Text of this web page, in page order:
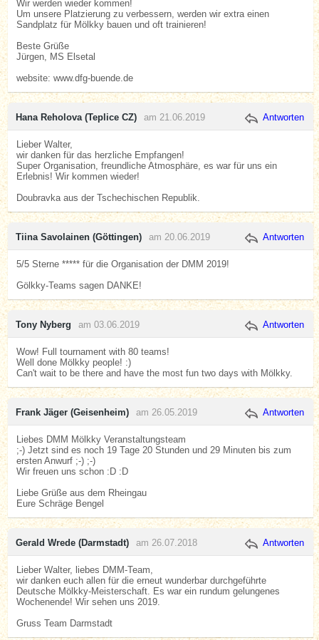
Wir werden wieder kommen!
Um unsere Platzierung zu verbessern, werden wir extra einen
Sandplatz für Mölkky bauen und oft trainieren!
Beste Grüße
Jürgen, MS Elsetal
website: www.dfg-buende.de
Hana Reholova (Teplice CZ) am 21.06.2019 Antworten
Lieber Walter,
wir danken für das herzliche Empfangen!
Super Organisation, freundliche Atmosphäre, es war für uns ein
Erlebnis! Wir kommen wieder!
Doubravka aus der Tschechischen Republik.
Tiina Savolainen (Göttingen) am 20.06.2019 Antworten
5/5 Sterne ***** für die Organisation der DMM 2019!
Gölkky-Teams sagen DANKE!
Tony Nyberg am 03.06.2019 Antworten
Wow! Full tournament with 80 teams!
Well done Mölkky people! :)
Can't wait to be there and have the most fun two days with Mölkky.
Frank Jäger (Geisenheim) am 26.05.2019 Antworten
Liebes DMM Mölkky Veranstaltungsteam
;-) Jetzt sind es noch 19 Tage 20 Stunden und 29 Minuten bis zum
ersten Anwurf ;-) ;-)
Wir freuen uns schon :D :D
Liebe Grüße aus dem Rheingau
Eure Schräge Bengel
Gerald Wrede (Darmstadt) am 26.07.2018 Antworten
Lieber Walter, liebes DMM-Team,
wir danken euch allen für die erneut wunderbar durchgeführte
Deutsche Mölkky-Meisterschaft. Es war ein rundum gelungenes
Wochenende! Wir sehen uns 2019.
Gruss Team Darmstadt